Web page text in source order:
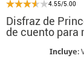
4.55/5.00
Disfraz de
de cuento para
Incluye: